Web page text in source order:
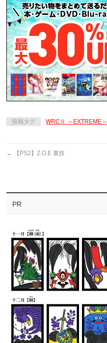
投稿タグ WRCⅡ ～EXTREME～
← 【PS2】Z.O.E 裏技
PR